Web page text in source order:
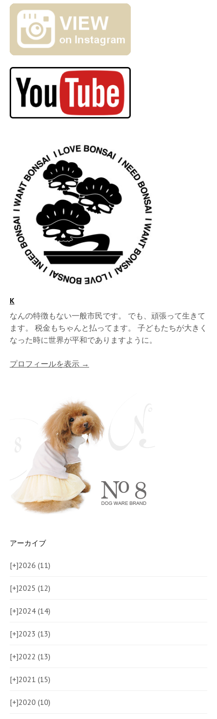
K
なんの特徴もない一般市民です。 でも、頑張って生きて
ます。 税金もちゃんと払ってます。 子どもたちが大きく
なった時に世界が平和でありますように。
プロフィールを表示 →
アーカイブ
[+]2026 (11)
[+]2025 (12)
[+]2024 (14)
[+]2023 (13)
[+]2022 (13)
[+]2021 (15)
[+]2020 (10)